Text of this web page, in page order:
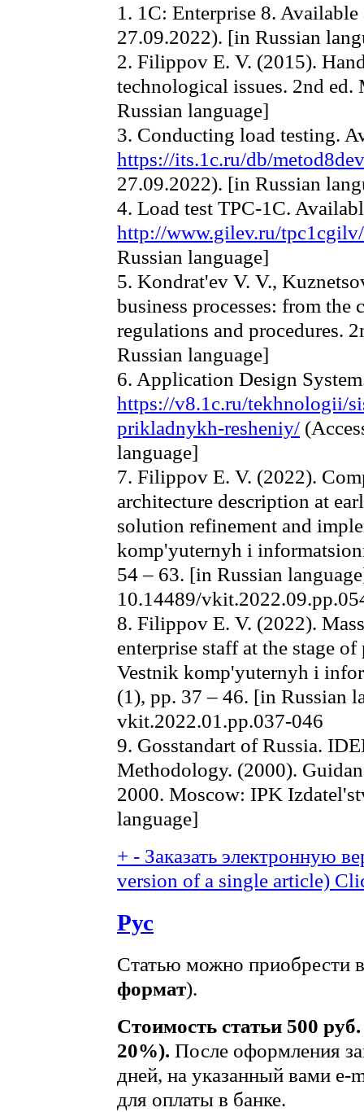
1. 1C: Enterprise 8.
27.09.2022). [in Russian
2. Filippov E. V. (2015).
technological issues. 2nd
Russian language]
3. Conducting load testing.
https://its.1c.ru/db/
27.09.2022). [in Russian
4. Load test TPC-1C.
http://www.gilev.ru/tpc1cgilv/
Russian language]
5. Kondrat'ev V. V.,
business processes: from the
regulations and procedures.
Russian language]
6. Application Design
https://v8.1c.ru/tekhnologii/
prikladnykh-resheniy/
language]
7. Filippov E. V. (2022).
architecture description at
solution refinement and
komp'yuternyh i
54 – 63. [in Russian
10.14489/
8. Filippov E. V. (2022).
enterprise staff at the stage
Vestnik komp'yuternyh i
(1), pp. 37 – 46. [in Russian
vkit.2022.01.pp.037-046
9. Gosstandart of Russia.
Methodology. (2000).
2000. Moscow: IPK
language]
+ - Заказать электронную
version of a single article)
Рус
Статью можно приобрести
формат).
Стоимость статьи 500
20%). После оформления
дней, на указанный вами e-
для оплаты в банке.